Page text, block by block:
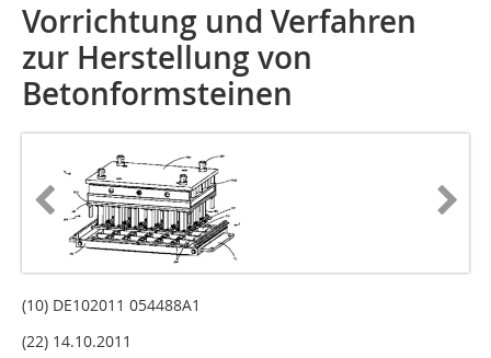
Vorrichtung und Verfahren
zur Herstellung von
Betonformsteinen
(10) DE102011 054488A1
(22) 14.10.2011